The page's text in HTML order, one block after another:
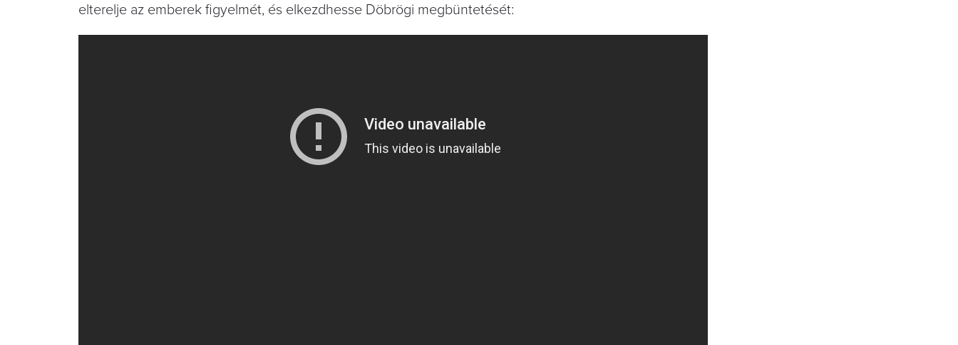
elterelje az emberek figyelmét, és elkezdhesse Döbrögi megbüntetését: